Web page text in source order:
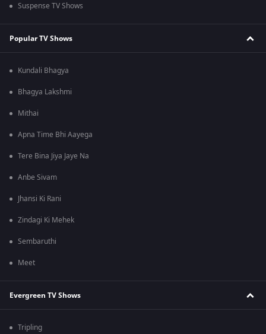
Suspense TV Shows
Popular TV Shows
Kundali Bhagya
Bhagya Lakshmi
Mithai
Apna Time Bhi Aayega
Tere Bina Jiya Jaye Na
Anbe Sivam
Jhansi Ki Rani
Zindagi Ki Mehek
Sembaruthi
Meet
Evergreen TV Shows
Tripling